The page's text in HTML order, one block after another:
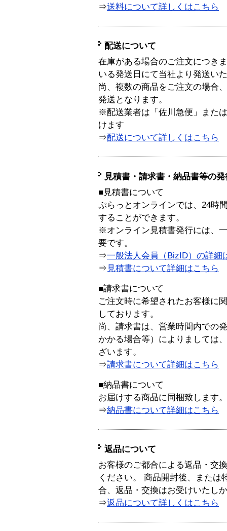
⇒送料について詳しくはこちら
配送について
在庫がある場合のご注文につき
いる発送日にて当社より発送い
尚、複数の商品をご注文の場合
発送となります。
※配送業者は「佐川急便」また
けます
⇒配送について詳しくはこちら
見積書・請求書・納品書等の
■見積書について
ぷらっとオンラインでは、24時
することができます。
※オンライン見積書発行には、
要です。
⇒一般法人会員（BizID）の詳細
⇒ 見積書について詳細はこちら
■請求書について
ご注文時に希望されたお客様に
しております。
尚、請求書は、営業時間内での
かかる場合等）によりましては
ざいます。
⇒請求書について詳細はこちら
■納品書について
お届けする商品に同梱致します。
⇒納品書について詳細はこちら
返品について
お客様のご都合による返品・交
ください。 商品開封後、または
合、返品・交換はお受けいたし
⇒返品について詳しくはこちら